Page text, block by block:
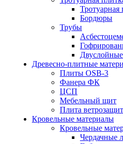
Тротуарная
Бордюры
Трубы
Двуслойные
Древесно-плитные
Плиты OSB-3
Фанера ФК
ЦСП
Мебельный щит
Плита
Кровельные материалы
Кровельные
Чердачные